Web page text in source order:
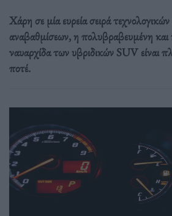
Χάρη σε μία ευρεία σειρά
αναβαθμίσεων, η πολυβραβευμένη και
ναυαρχίδα των υβριδικών SUV είναι
ποτέ.